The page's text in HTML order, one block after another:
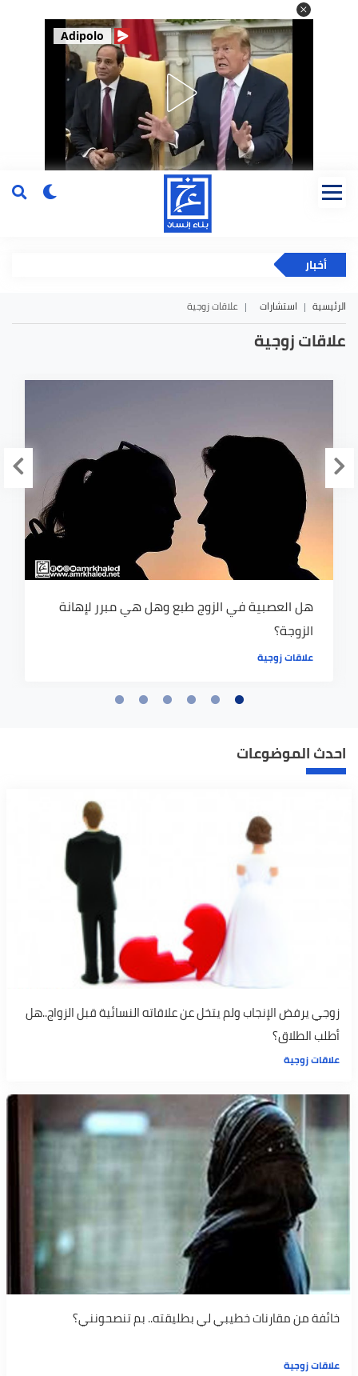
Adipolo
أخبار
الرئيسية استشارات علاقات زوجية
علاقات زوجية
هل العصبية في الزوج طبع وهل هي مبرر لإهانة
الزوجة؟
علاقات زوجية
احدث الموضوعات
زوجي يرفض الإنجاب ولم يتخل عن علاقاته النسائية قبل الزواج..هل
أطلب الطلاق؟
علاقات زوجية
خائفة من مقارنات خطيبي لي بطليقته.. بم تنصحونني؟
علاقات زوجية